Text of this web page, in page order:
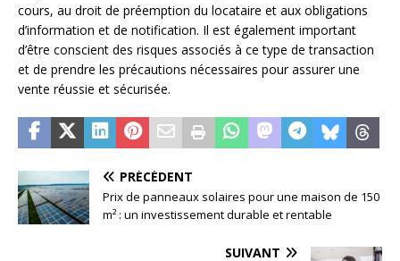
cours, au droit de préemption du locataire et aux obligations
d’information et de notification. Il est également important
d’être conscient des risques associés à ce type de transaction
et de prendre les précautions nécessaires pour assurer une
vente réussie et sécurisée.
PRÉCÉDENT
Prix de panneaux solaires pour une maison de 150
m² : un investissement durable et rentable
SUIVANT